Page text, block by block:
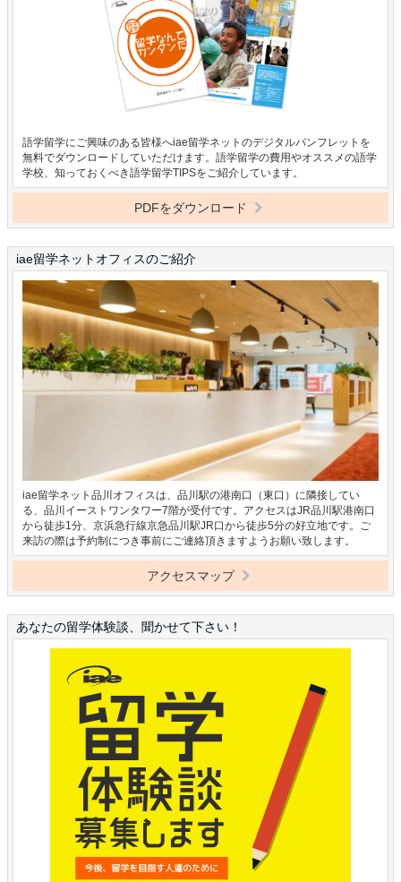
語学留学にご興味のある皆様へiae留学ネットのデジタルパンフレットを
無料でダウンロードしていただけます。語学留学の費用やオススメの語学
学校、知っておくべき語学留学TIPSをご紹介しています。
PDFをダウンロード
iae留学ネットオフィスのご紹介
iae留学ネット品川オフィスは、品川駅の港南口（東口）に隣接してい
る、品川イーストワンタワー7階が受付です。アクセスはJR品川駅港南口
から徒歩1分、京浜急行線京急品川駅JR口から徒歩5分の好立地です。ご
来訪の際は予約制につき事前にご連絡頂きますようお願い致します。
アクセスマップ
あなたの留学体験談、聞かせて下さい！